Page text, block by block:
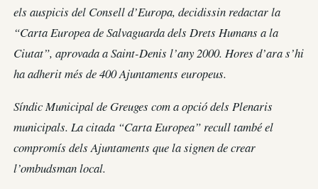
els auspicis del Consell d’Europa, decidissin redactar la
“Carta Europea de Salvaguarda dels Drets Humans a la
Ciutat”, aprovada a Saint-Denis l’any 2000. Hores d’ara s’hi
ha adherit més de 400 Ajuntaments europeus.
Síndic Municipal de Greuges com a opció dels Plenaris
municipals. La citada “Carta Europea” recull també el
compromís dels Ajuntaments que la signen de crear
l’ombudsman local.